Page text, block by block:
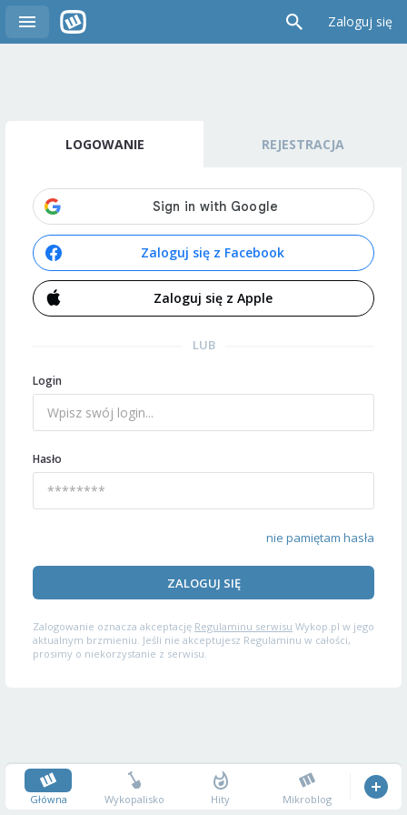
Zaloguj się
LOGOWANIE REJESTRACJA
Zaloguj się z Facebook
Zaloguj się z Apple
LUB
Login
Hasło
nie pamiętam hasła
ZALOGUJ SIĘ
Zalogowanie oznacza akceptację Regulaminu serwisu Wykop.pl w jego
aktualnym brzmieniu. Jeśli nie akceptujesz Regulaminu w całości,
prosimy o niekorzystanie z serwisu.
Główna Wykopalisko Hity Mikroblog